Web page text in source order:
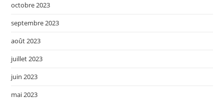
octobre 2023
septembre 2023
août 2023
juillet 2023
juin 2023
mai 2023